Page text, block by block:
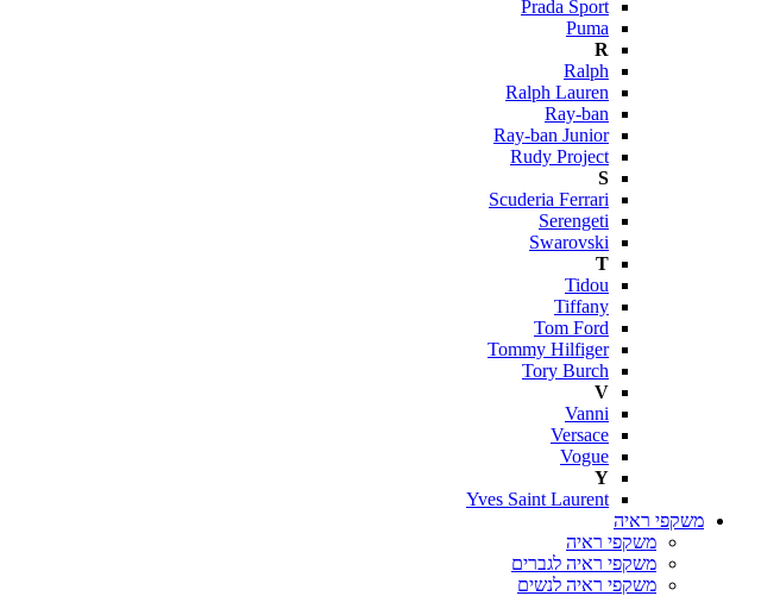
Prada Sport
Puma
R
Ralph
Ralph Lauren
Ray-ban
Ray-ban Junior
Rudy Project
S
Scuderia Ferrari
Serengeti
Swarovski
T
Tidou
Tiffany
Tom Ford
Tommy Hilfiger
Tory Burch
V
Vanni
Versace
Vogue
Y
Yves Saint Laurent
משקפי ראיה
משקפי ראיה
משקפי ראיה לגברים
משקפי ראיה לנשים